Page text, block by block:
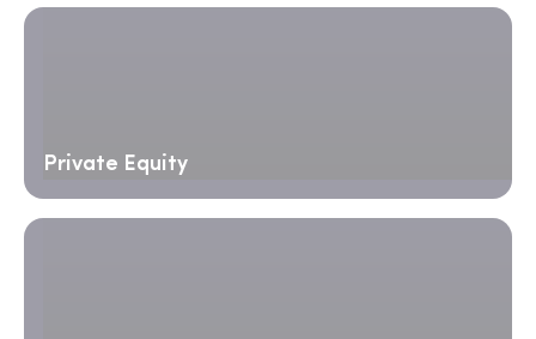
Private Equity